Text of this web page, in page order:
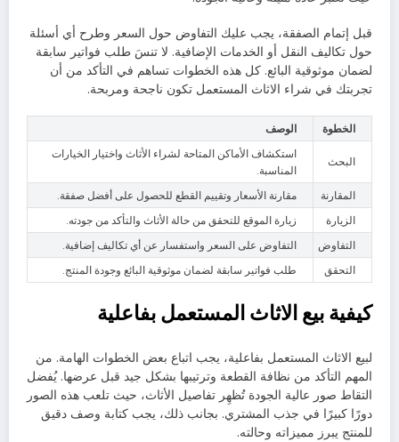
قبل إتمام الصفقة، يجب عليك التفاوض حول السعر وطرح أي أسئلة
حول تكاليف النقل أو الخدمات الإضافية. لا تنسَ طلب فواتير سابقة
لضمان موثوقية البائع. كل هذه الخطوات تساهم في التأكد من أن
تجربتك في شراء الاثاث المستعمل تكون ناجحة ومربحة.
الخطوة الوصف
البحث
استكشاف الأماكن المتاحة لشراء الأثاث واختيار الخيارات
المناسبة.
المقارنة
مقارنة الأسعار وتقييم القطع للحصول على أفضل صفقة.
الزيارة
زيارة الموقع للتحقق من حالة الأثاث والتأكد من جودته.
التفاوض
التفاوض على السعر واستفسار عن أي تكاليف إضافية.
التحقق
طلب فواتير سابقة لضمان موثوقية البائع وجودة المنتج.
كيفية بيع الاثاث المستعمل بفاعلية
لبيع الاثاث المستعمل بفاعلية، يجب اتباع بعض الخطوات الهامة. من
المهم التأكد من نظافة القطعة وترتيبها بشكل جيد قبل عرضها. يُفضل
التقاط صور عالية الجودة تُظهِر تفاصيل الأثاث، حيث تلعب هذه الصور
دورًا كبيرًا في جذب المشتري. بجانب ذلك، يجب كتابة وصف دقيق
للمنتج يبرز مميزاته وحالته.